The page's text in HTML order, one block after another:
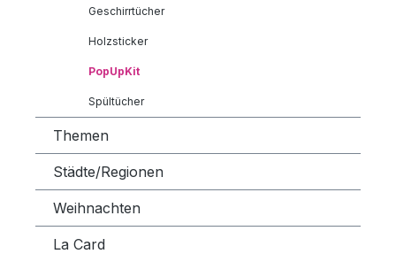
Geschirrtücher
Holzsticker
PopUpKit
Spültücher
Themen
Städte/Regionen
Weihnachten
La Card